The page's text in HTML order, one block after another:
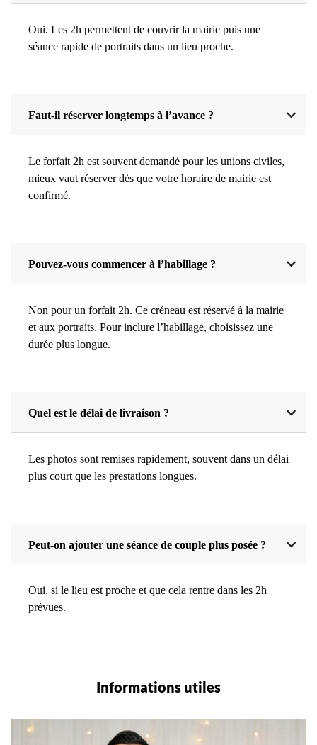
Oui. Les 2h permettent de couvrir la mairie puis une
séance rapide de portraits dans un lieu proche.
Faut-il réserver longtemps à l’avance ?
Le forfait 2h est souvent demandé pour les unions civiles,
mieux vaut réserver dès que votre horaire de mairie est
confirmé.
Pouvez-vous commencer à l’habillage ?
Non pour un forfait 2h. Ce créneau est réservé à la mairie
et aux portraits. Pour inclure l’habillage, choisissez une
durée plus longue.
Quel est le délai de livraison ?
Les photos sont remises rapidement, souvent dans un délai
plus court que les prestations longues.
Peut-on ajouter une séance de couple plus posée ?
Oui, si le lieu est proche et que cela rentre dans les 2h
prévues.
Informations utiles